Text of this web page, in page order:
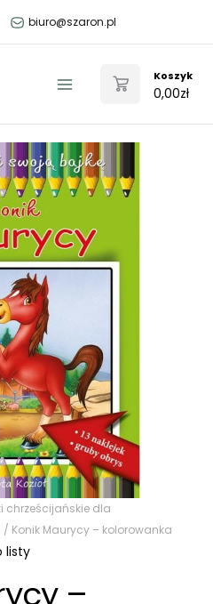
biuro@szaron.pl
Menu
Koszyk
0,00zł
chrześcijańskie dla
/ Konik Maurycy – kolorowanka
listy
–